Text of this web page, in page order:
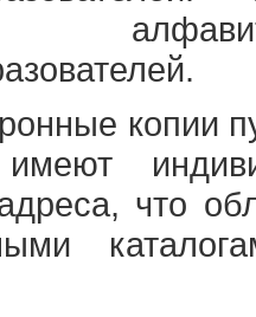
копии
что